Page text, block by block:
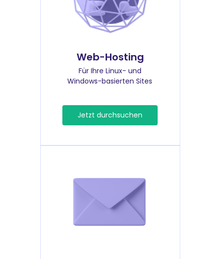
Web-Hosting
Für Ihre Linux- und
Windows-basierten Sites
Jetzt durchsuchen